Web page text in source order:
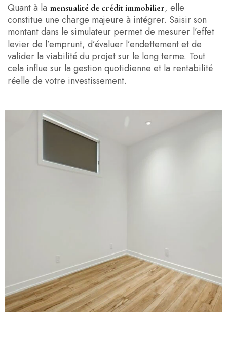
Quant à la mensualité de crédit immobilier, elle
constitue une charge majeure à intégrer. Saisir son
montant dans le simulateur permet de mesurer l’effet
levier de l’emprunt, d’évaluer l’endettement et de
valider la viabilité du projet sur le long terme. Tout
cela influe sur la gestion quotidienne et la rentabilité
réelle de votre investissement.